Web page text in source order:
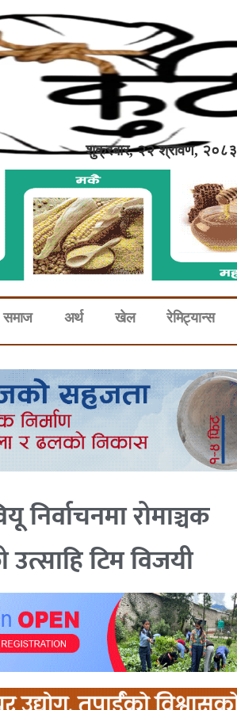
शुक्रबार, २२ श्रावण, २०८३
समाज अर्थ खेल रेमिट्यान्स
रोमाञ्चक
उत्साहि टिम विजयी